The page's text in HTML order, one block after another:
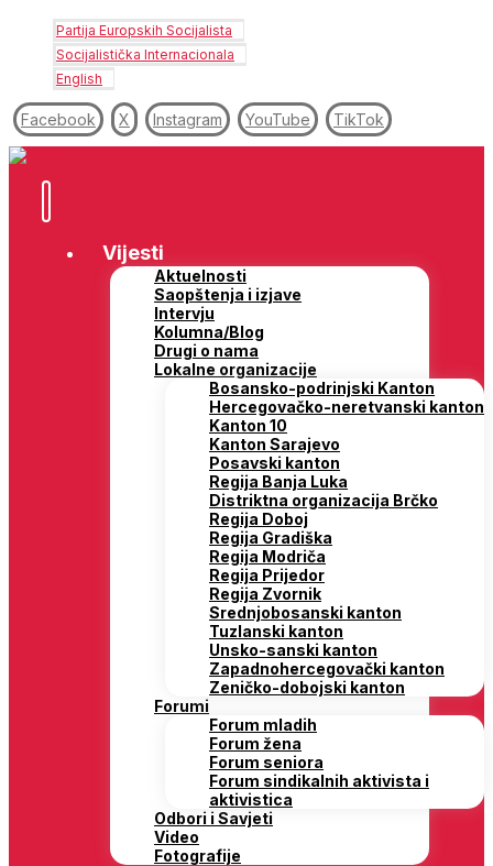
Partija Europskih Socijalista
Socijalistička Internacionala
English
Facebook X Instagram YouTube TikTok
Vijesti
Aktuelnosti
Saopštenja i izjave
Intervju
Kolumna/Blog
Drugi o nama
Lokalne organizacije
Bosansko-podrinjski Kanton
Hercegovačko-neretvanski kanton
Kanton 10
Kanton Sarajevo
Posavski kanton
Regija Banja Luka
Distriktna organizacija Brčko
Regija Doboj
Regija Gradiška
Regija Modriča
Regija Prijedor
Regija Zvornik
Srednjobosanski kanton
Tuzlanski kanton
Unsko-sanski kanton
Zapadnohercegovački kanton
Zeničko-dobojski kanton
Forumi
Forum mladih
Forum žena
Forum seniora
Forum sindikalnih aktivista i
aktivistica
Odbori i Savjeti
Video
Fotografije